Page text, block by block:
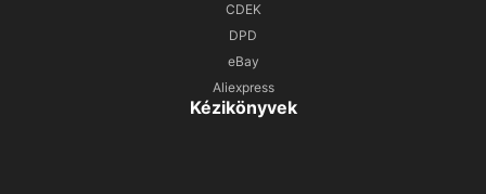
CDEK
DPD
eBay
Aliexpress
Kézikönyvek